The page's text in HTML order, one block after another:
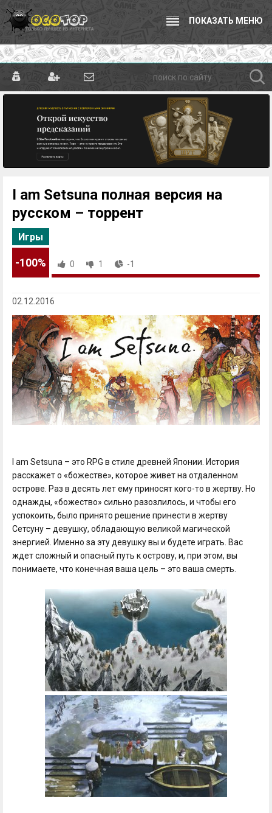
ПОКАЗАТЬ МЕНЮ
I am Setsuna полная версия на
русском – торрент
Игры
-100% 0 1 -1
02.12.2016
I am Setsuna – это RPG в стиле древней Японии. История
расскажет о «божестве», которое живет на отдаленном
острове. Раз в десять лет ему приносят кого-то в жертву. Но
однажды, «божество» сильно разозлилось, и чтобы его
успокоить, было принято решение принести в жертву
Сетсуну – девушку, обладающую великой магической
энергией. Именно за эту девушку вы и будете играть. Вас
ждет сложный и опасный путь к острову, и, при этом, вы
понимаете, что конечная ваша цель – это ваша смерть.